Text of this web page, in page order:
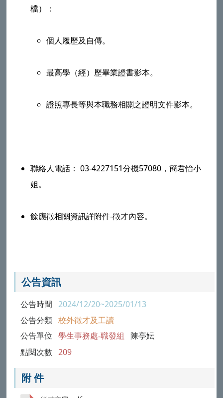
檔）：
個人履歷及自傳。
最高學（經）歷畢業證書影本。
證照專長等與本職務相關之證明文件影本。
聯絡人電話： 03-4227151分機57080，簡君怡小
姐。
餘應徵相關資訊詳附件-徵才內容。
公告資訊
公告時間 2024/12/20~2025/01/13
公告分類 校外徵才及工讀
公告單位 學生事務處-職發組 陳亭妘
點閱次數 209
附 件